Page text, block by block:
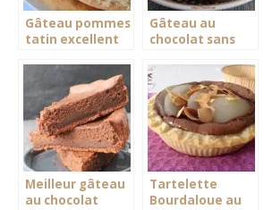
Gâteau pommes
tatin excellent
Gâteau au
chocolat sans
Meilleur gâteau
au chocolat
Tartelette
Bourdaloue au